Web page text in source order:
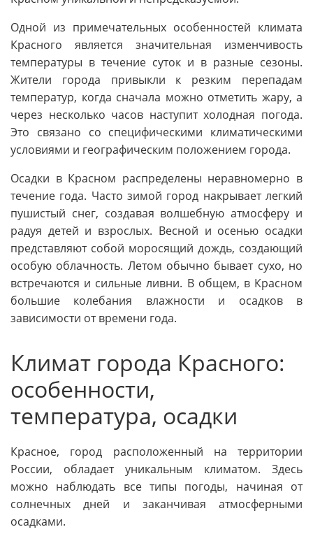
Одной из примечательных особенностей климата
Красного является значительная изменчивость
температуры в течение суток и в разные сезоны.
Жители города привыкли к резким перепадам
температур, когда сначала можно отметить жару, а
через несколько часов наступит холодная погода.
Это связано со специфическими климатическими
условиями и географическим положением города.
Осадки в Красном распределены неравномерно в
течение года. Часто зимой город накрывает легкий
пушистый снег, создавая волшебную атмосферу и
радуя детей и взрослых. Весной и осенью осадки
представляют собой моросящий дождь, создающий
особую облачность. Летом обычно бывает сухо, но
встречаются и сильные ливни. В общем, в Красном
большие колебания влажности и осадков в
зависимости от времени года.
Климат города Красного:
особенности,
температура, осадки
Красное, город расположенный на территории
России, обладает уникальным климатом. Здесь
можно наблюдать все типы погоды, начиная от
солнечных дней и заканчивая атмосферными
осадками.